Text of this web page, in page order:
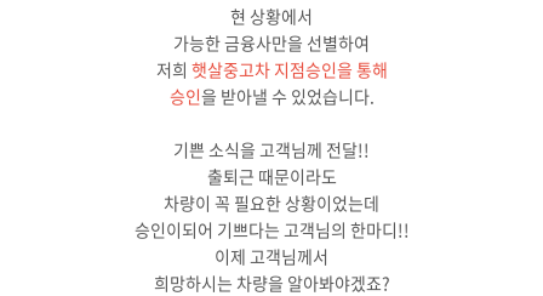
현 상황에서
가능한 금융사만을 선별하여
저희 햇살중고차 지점승인을 통해
승인을 받아낼 수 있었습니다.
기쁜 소식을 고객님께 전달!!
출퇴근 때문이라도
차량이 꼭 필요한 상황이었는데
승인이되어 기쁘다는 고객님의 한마디!!
이제 고객님께서
희망하시는 차량을 알아봐야겠죠?